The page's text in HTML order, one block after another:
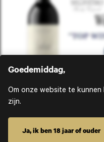
Hier staan wij voor
Goedemiddag,
Om onze website te
zijn.
Ja, ik ben 18 jaar of ouder